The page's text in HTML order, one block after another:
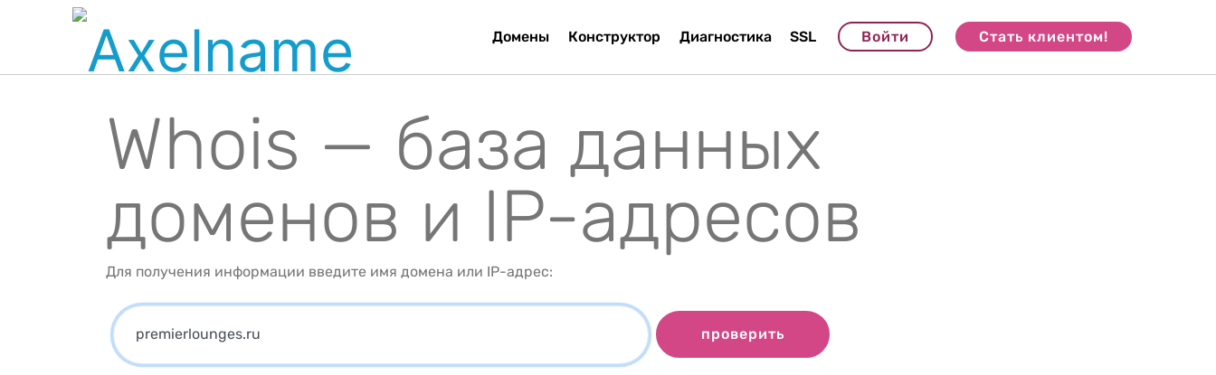
Домены Конструктор Диагностика SSL Войти Стать клиентом!
Whois — база данных
доменов и IP-адресов
Для получения информации введите имя домена или IP-адрес:
проверить